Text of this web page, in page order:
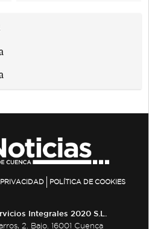
POLÍTICA DE COOKIES
Integrales 2020 S.L.
2. Bajo. 16001 Cuenca